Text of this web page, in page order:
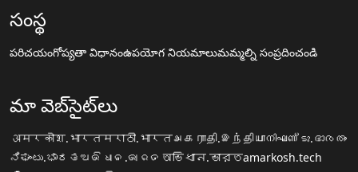
సంస్థ
పరిచయంగోప్యతా విధానంఉపయోగ నియమాలుమమ్మల్ని సంప్రదించండి
మా వెబ్‌సైట్‌లు
अमरकोश.भारतमराठी.भारतஅகராதி.இந்தியாനിഘണ്ടു.ഭാരതം
ನಿಘಂಟು.ಭಾರತ ଅଭିଧାନ.ଭାରତ অভিধান.ভারতamarkosh.tech